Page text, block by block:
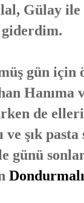
Gülay ile
giderdim.
gün
de
şık
günü